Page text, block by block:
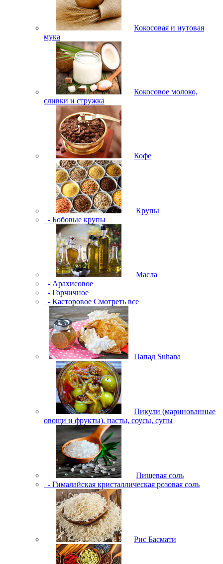
Кокосовая и нутовая
мука
Кокосовое молоко,
сливки и стружка
Кофе
Крупы
- Бобовые крупы
Масла
- Арахисовое
- Горчичное
- Касторовое Смотреть все
Папад Suhana
Пикули (маринованные
овощи и фрукты), пасты, соусы, супы
Пищевая соль
- Гималайская кристаллическая розовая соль
Рис Басмати